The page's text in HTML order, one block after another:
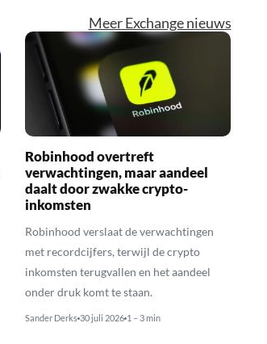
Meer Exchange nieuws
Robinhood overtreft
verwachtingen, maar aandeel
daalt door zwakke crypto-
inkomsten
Robinhood verslaat de verwachtingen
met recordcijfers, terwijl de crypto
inkomsten terugvallen en het aandeel
onder druk komt te staan.
Sander Derks 30 juli 2026 1 – 3 min